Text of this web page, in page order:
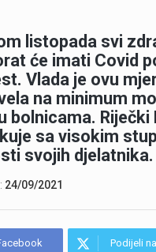
listopada svi
će imati Covid
Vlada je ovu
na minimum
bolnicama. Riječki
sa visokim
svojih djelatnika.
24/09/2021
Podijeli